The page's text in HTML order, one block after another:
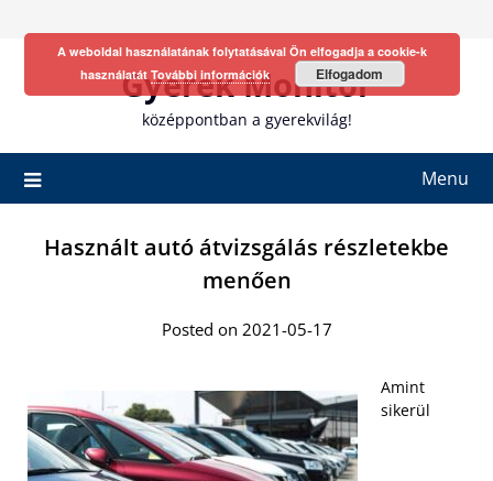
Gyerek Monitor
középpontban a gyerekvilág!
Menu
Használt autó átvizsgálás részletekbe
menően
Posted on 2021-05-17
Amint
sikerül
A weboldal használatának folytatásával Ön elfogadja a cookie-k
használatát További információk Elfogadom